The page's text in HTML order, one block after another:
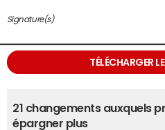
Signature(s)
TÉLÉCHARGER
21 changements auxquels
épargner plus